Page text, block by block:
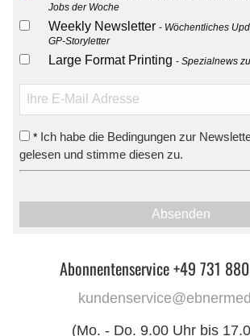
Jobs der Woche
Weekly Newsletter
Wöchentliches
GP-Storyletter
Large Format Printing Spezialnews
* Ich habe die Bedingungen zur
gelesen und stimme diesen zu.
Absenden
Abonnentenservice +49 731
(Mo. - Do. 9.00 Uhr bis